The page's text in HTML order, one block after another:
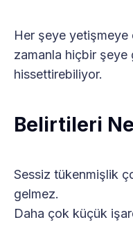
Her şeye yetişmeye
zamanla hiçbir
hissettirebiliyor.
Belirtileri
Sessiz tükenmişlik
gelmez.
Daha çok küçük